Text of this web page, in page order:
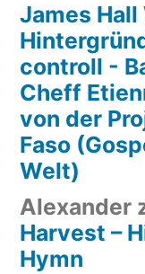
James Hall
controll -
Cheff
von der
Faso
Welt)
Alexander
Harvest –
Hymn